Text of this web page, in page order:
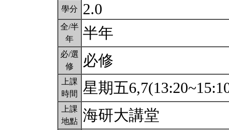
學分 2.0
全/半
年
半年
必/選
修
必修
上課
時間
星期五
上課
地點 海研大講堂